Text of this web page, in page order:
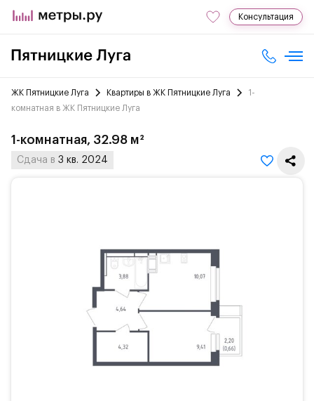
Консультация
ЖК Пятницкие Луга Квартиры в ЖК Пятницкие Луга
1-
комнатная в ЖК Пятницкие Луга
1-комнатная, 32.98 м²
Сдача в 3 кв. 2024